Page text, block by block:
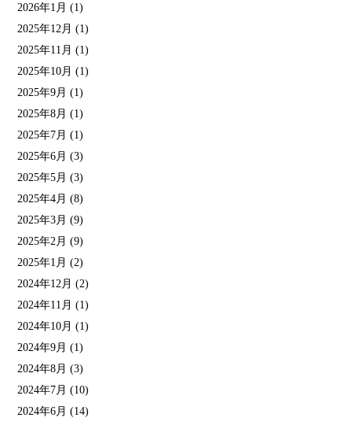
2026年1月 (1)
2025年12月 (1)
2025年11月 (1)
2025年10月 (1)
2025年9月 (1)
2025年8月 (1)
2025年7月 (1)
2025年6月 (3)
2025年5月 (3)
2025年4月 (8)
2025年3月 (9)
2025年2月 (9)
2025年1月 (2)
2024年12月 (2)
2024年11月 (1)
2024年10月 (1)
2024年9月 (1)
2024年8月 (3)
2024年7月 (10)
2024年6月 (14)